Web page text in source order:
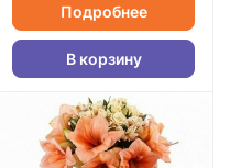
Подробнее
В корзину